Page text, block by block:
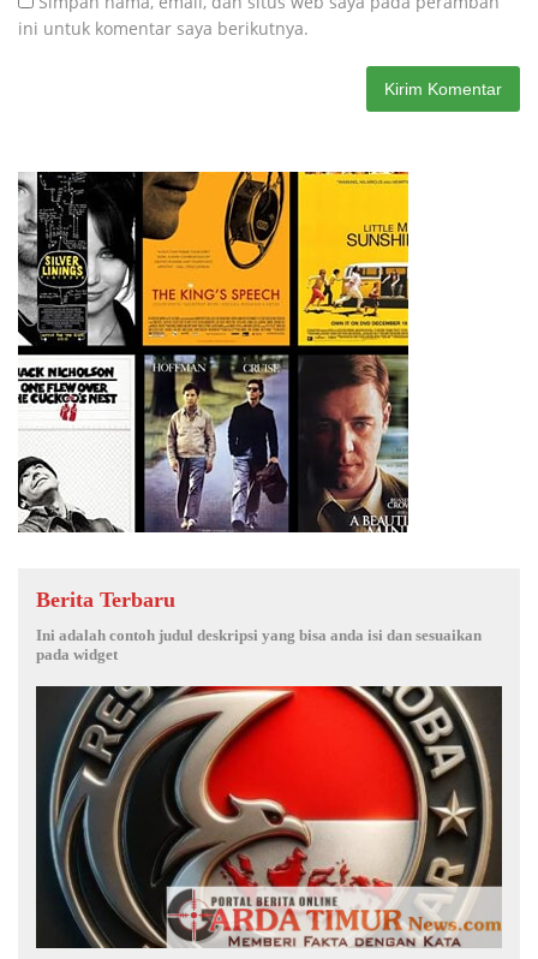
ini untuk komentar saya berikutnya.
Berita Terbaru
Ini adalah contoh judul deskripsi yang bisa anda isi dan sesuaikan
pada widget